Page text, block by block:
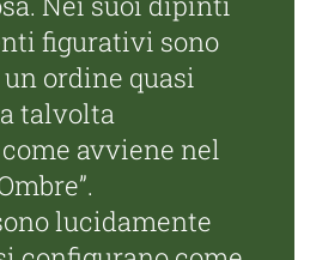
figurativi sono
ordine quasi
talvolta
avviene nel
lucidamente